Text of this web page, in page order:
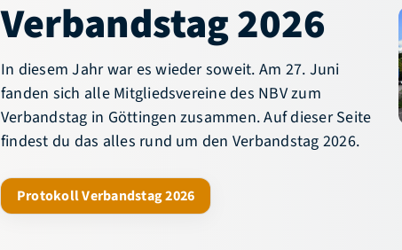
Verbandstag 2026
In diesem Jahr war es wieder soweit. Am 27. Juni
fanden sich alle Mitgliedsvereine des NBV zum
Verbandstag in Göttingen zusammen. Auf dieser Seite
findest du das alles rund um den Verbandstag 2026.
Protokoll Verbandstag 2026
News
Termine
Newsletter
Service
Hallensuche
Vereinssuche
Downloads